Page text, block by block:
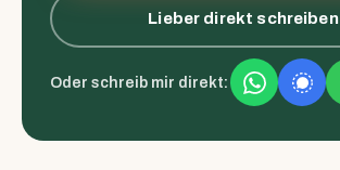
Lieber direkt schreiben
Oder schreib mir direkt: